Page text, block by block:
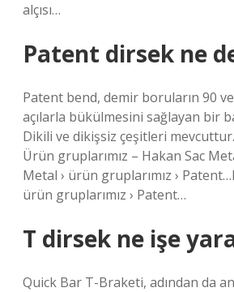
alçısı…
Patent dirsek ne
Patent bend, demir boruların 90
açılarla bükülmesini sağlayan bir
Dikili ve dikişsiz çeşitleri
Ürün gruplarımız – Hakan Sac
Metal › ürün gruplarımız ›
ürün gruplarımız › Patent…
T dirsek ne işe
Quick Bar T-Braketi, adından da